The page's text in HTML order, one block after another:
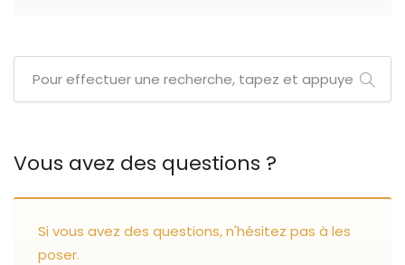
Vous avez des questions ?
Si vous avez des questions, n'hésitez pas à les
poser.